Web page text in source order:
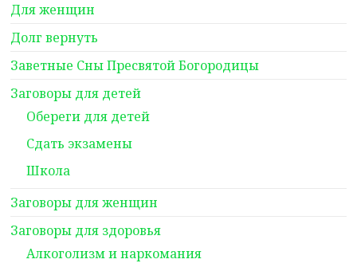
Для женщин
Долг вернуть
Заветные Сны Пресвятой Богородицы
Заговоры для детей
Обереги для детей
Сдать экзамены
Школа
Заговоры для женщин
Заговоры для здоровья
Алкоголизм и наркомания